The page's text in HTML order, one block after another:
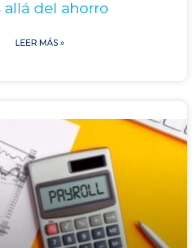
allá del ahorro
LEER MÁS »